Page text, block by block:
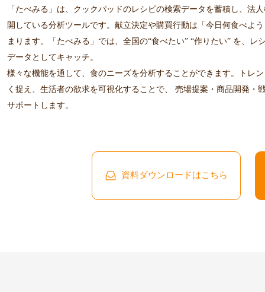
「たべみる」は、クックパッドのレシピの検索データを蓄積し、法
開している分析ツールです。献立決定や購買行動は「今日何食べよ
まります。「たべみる」では、全国の“食べたい” “作りたい” を、レ
データとしてキャッチ。
様々な機能を通して、食のニーズを分析することができます。トレ
く捉え、生活者の欲求を可視化することで、 売場提案・商品開発・
サポートします。
資料ダウンロードはこちら